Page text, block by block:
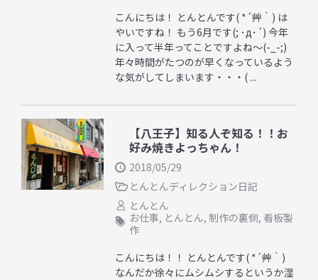
こんにちは！ とんとんです( *´艸｀) は
やいですね！ もう6月です(; ･д･´) 今年
に入って半年ってことですよね～(-_-;)
年々時間がたつのが早くなっているよう
な気がしてしまいます・・・( ...
【八王子】知る人ぞ知る！！お
好み焼きよっちゃん！
2018/05/29
とんとんディレクション日記
とんとん
お仕事, とんとん, 制作の裏側, 看板製
作
こんにちは！！ とんとんです( *´艸｀)
なんだか徐々にムシムシするというか湿